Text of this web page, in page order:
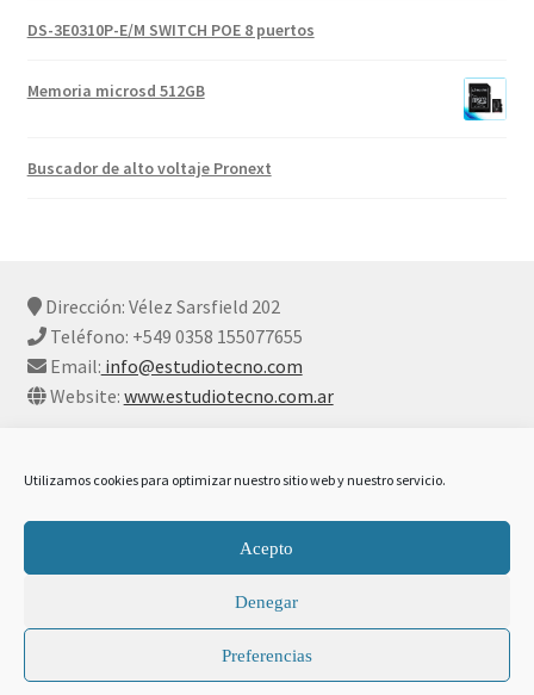
Utilizamos cookies para optimizar nuestro sitio web y nuestro servicio.
Acepto
Denegar
Preferencias
DS-3E0310P-E/M SWITCH POE 8 puertos
Memoria microsd 512GB
Buscador de alto voltaje Pronext
Dirección: Vélez Sarsfield 202
Teléfono: +549 0358 155077655
Email: info@estudiotecno.com
Website: www.estudiotecno.com.ar
Declaración De Privacidad Y Cookies
Construido con
0